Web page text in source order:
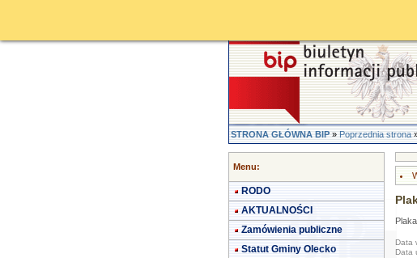
STRONA GŁÓWNA BIP»Poprzednia strona
Menu:
RODO
AKTUALNOŚCI
Zamówienia publiczne
Statut Gminy Olecko
Data
Data